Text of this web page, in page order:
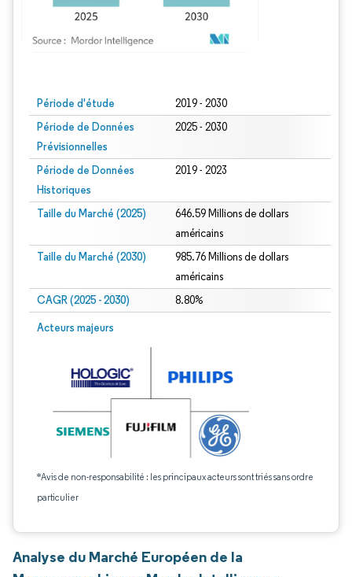
Période d'étude 2019 - 2030
Période de Données
Prévisionnelles
2025 - 2030
Période de Données
Historiques
2019 - 2023
Taille du Marché (2025)
646.59 Millions de dollars
américains
Taille du Marché (2030)
985.76 Millions de dollars
américains
CAGR (2025 - 2030) 8.80%
Acteurs majeurs
*Avis de non-responsabilité : les principaux acteurs sont triés sans ordre
particulier
Analyse du Marché Européen de la